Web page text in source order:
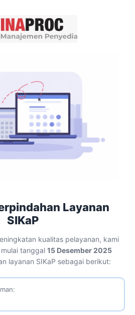
Layanan
SIKaP
kualitas pelayanan, kami
tanggal 15 Desember 2025
layanan SIKaP sebagai berikut: